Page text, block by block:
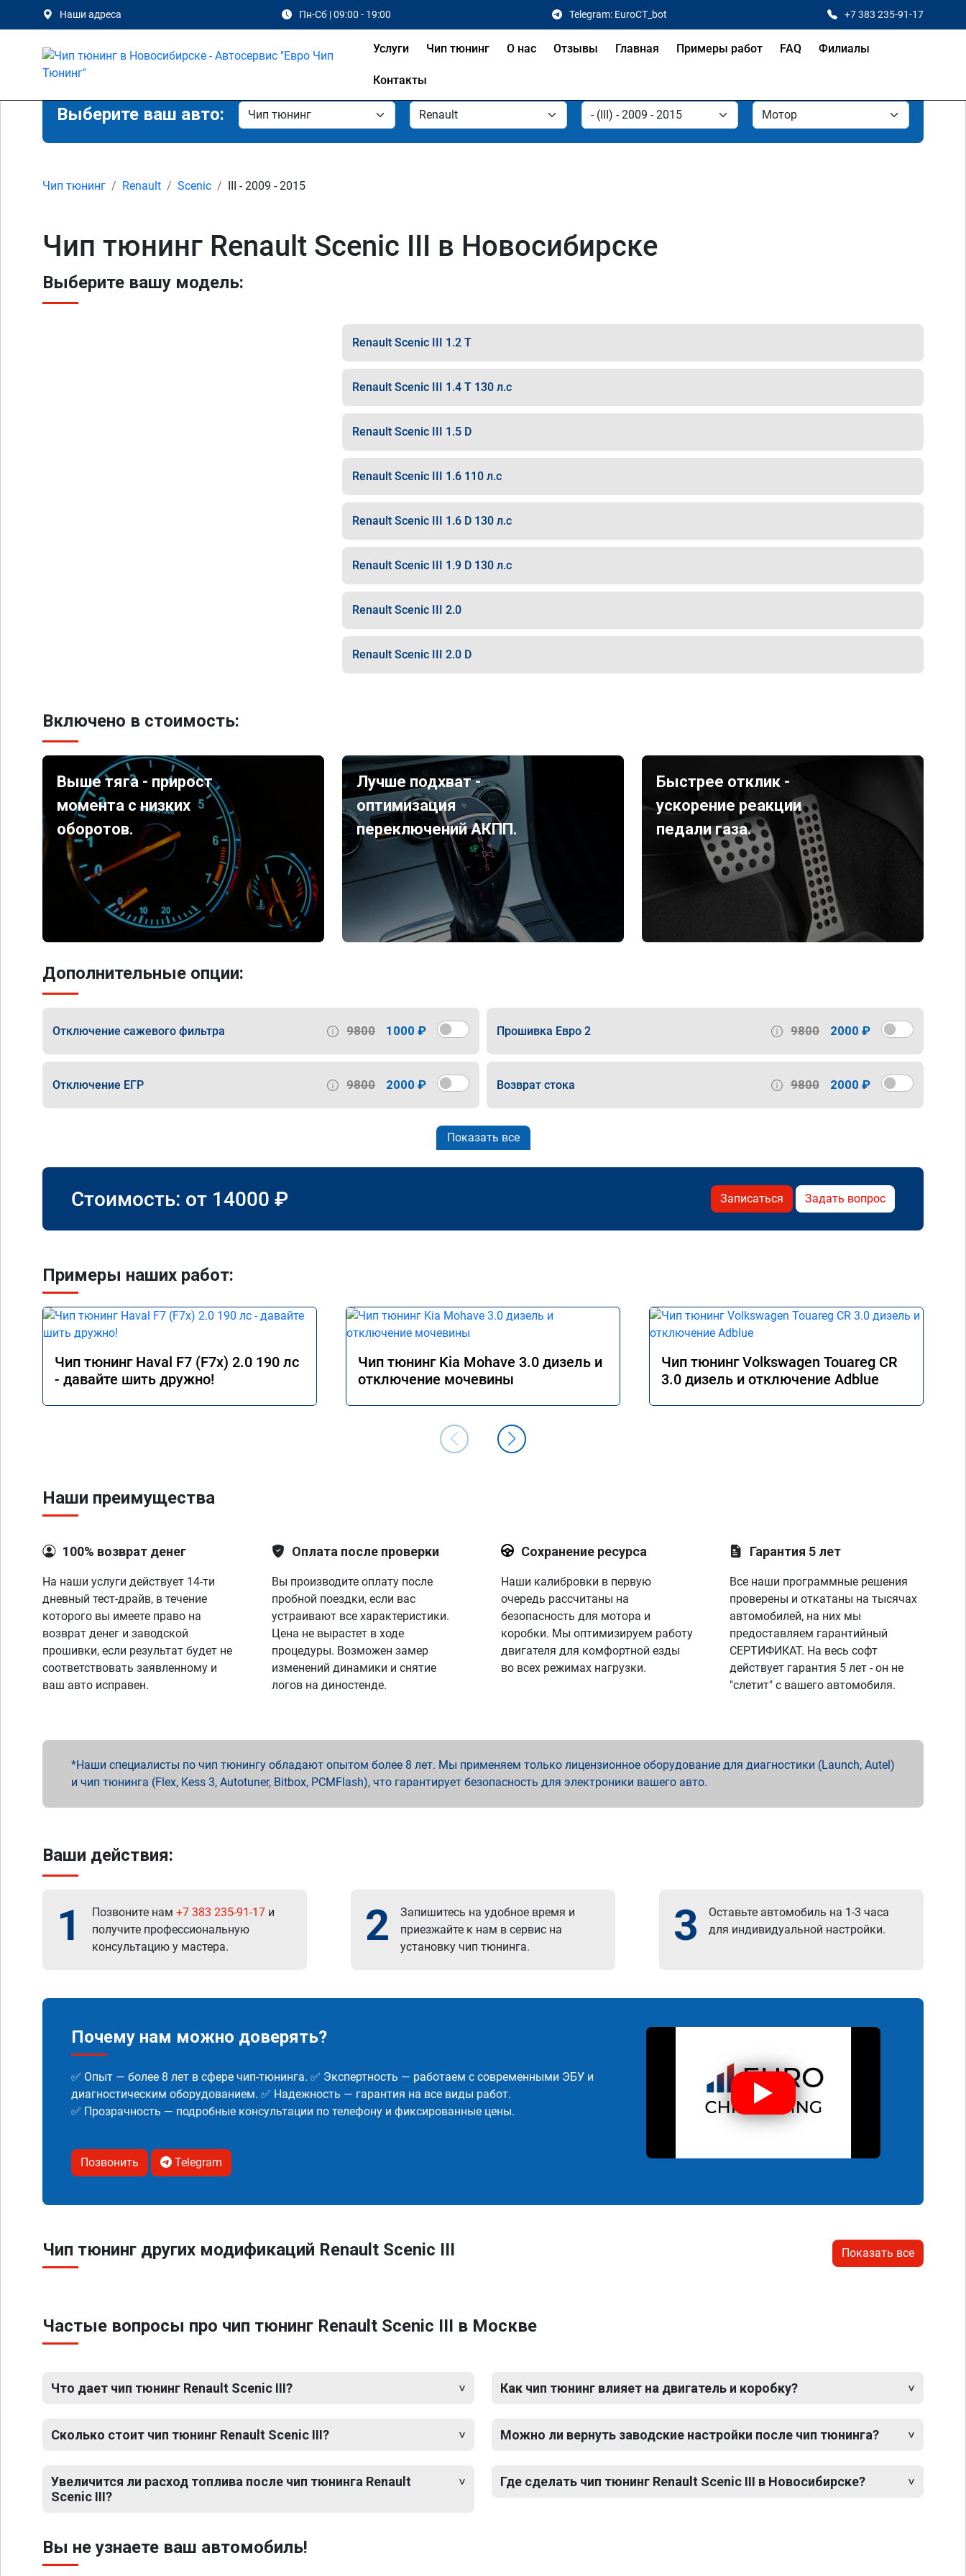
Наши адреса Пн-Сб | 09:00 - 19:00 Telegram: EuroCT_bot +7 383 235-91-17
Услуги Чип тюнинг О нас Отзывы Главная Примеры работ FAQ Филиалы
Контакты
Выберите ваш авто:
Чип тюнинг Renault Scenic III - 2009 - 2015
Чип тюнинг Renault Scenic III в Новосибирске
Выберите вашу модель:
Renault Scenic III 1.2 T
Renault Scenic III 1.4 T 130 л.с
Renault Scenic III 1.5 D
Renault Scenic III 1.6 110 л.с
Renault Scenic III 1.6 D 130 л.с
Renault Scenic III 1.9 D 130 л.с
Renault Scenic III 2.0
Renault Scenic III 2.0 D
Включено в стоимость:
Выше тяга - прирост
момента с низких
оборотов.
Лучше подхват -
оптимизация
переключений АКПП.
Быстрее отклик -
ускорение реакции
педали газа.
Дополнительные опции:
Отключение сажевого фильтра 9800 1000 ₽ Прошивка Евро 2 9800 2000 ₽
Отключение ЕГР 9800 2000 ₽ Возврат стока 9800 2000 ₽
Показать все
Стоимость: от 14000 ₽ Записаться Задать вопрос
Примеры наших работ:
Чип тюнинг Haval F7 (F7x) 2.0 190 лс
- давайте шить дружно!
Чип тюнинг Kia Mohave 3.0 дизель и
отключение мочевины
Чип тюнинг Volkswagen Touareg CR
3.0 дизель и отключение Adblue
Наши преимущества
100% возврат денег
На наши услуги действует 14-ти
дневный тест-драйв, в течение
которого вы имеете право на
возврат денег и заводской
прошивки, если результат будет не
соответствовать заявленному и
ваш авто исправен.
Оплата после проверки
Вы производите оплату после
пробной поездки, если вас
устраивают все характеристики.
Цена не вырастет в ходе
процедуры. Возможен замер
изменений динамики и снятие
логов на диностенде.
Сохранение ресурса
Наши калибровки в первую
очередь рассчитаны на
безопасность для мотора и
коробки. Мы оптимизируем работу
двигателя для комфортной езды
во всех режимах нагрузки.
Гарантия 5 лет
Все наши программные решения
проверены и откатаны на тысячах
автомобилей, на них мы
предоставляем гарантийный
СЕРТИФИКАТ. На весь софт
действует гарантия 5 лет - он не
"слетит" с вашего автомобиля.
Наши специалисты по чип тюнингу обладают опытом более 8 лет. Мы применяем только лицензионное оборудование для диагностики (Launch, Autel)
и чип тюнинга (Flex, Kess 3, Autotuner, Bitbox, PCMFlash), что гарантирует безопасность для электроники вашего авто.
Ваши действия:
1 Позвоните нам +7 383 235-91-17 и
получите профессиональную
консультацию у мастера.
2
Запишитесь на удобное время и
приезжайте к нам в сервис на
установку чип тюнинга.
3
Оставьте автомобиль на 1-3 часа
для индивидуальной настройки.
Почему нам можно доверять?
✅ Опыт — более 8 лет в сфере чип-тюнинга. ✅ Экспертность — работаем с современными ЭБУ и
диагностическим оборудованием. ✅ Надежность — гарантия на все виды работ.
✅ Прозрачность — подробные консультации по телефону и фиксированные цены.
Позвонить Telegram
Чип тюнинг других модификаций Renault Scenic III Показать все
Частые вопросы про чип тюнинг Renault Scenic III в Москве
Что дает чип тюнинг Renault Scenic III?
Сколько стоит чип тюнинг Renault Scenic III?
Увеличится ли расход топлива после чип тюнинга Renault
Scenic III?
Как чип тюнинг влияет на двигатель и коробку?
Можно ли вернуть заводские настройки после чип тюнинга?
Где сделать чип тюнинг Renault Scenic III в Новосибирске?
Вы не узнаете ваш автомобиль!